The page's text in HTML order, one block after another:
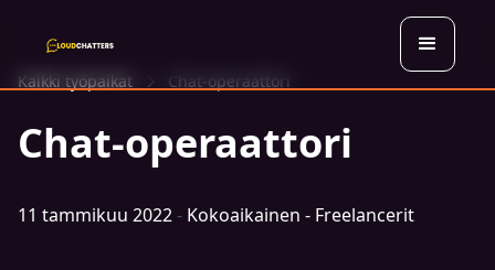
Kaikki työpaikat Chat-operaattori
Chat-operaattori
11 tammikuu 2022- Kokoaikainen - Freelancerit